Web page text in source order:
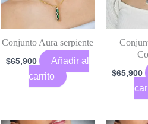
Conjunto Aura serpiente
$65,900
Añadir al
carrito
$65,900